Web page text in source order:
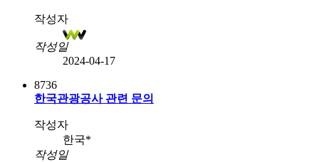
작성자
작성일
2024-04-17
8736
한국관광공사 관련 문의
작성자
한국*
작성일